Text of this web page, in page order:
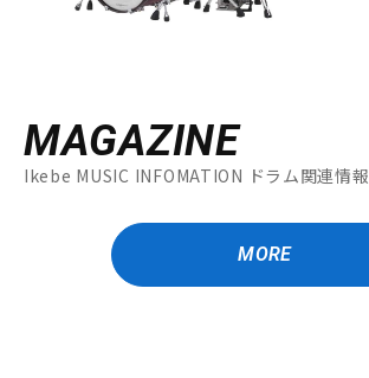
MAGAZINE
Ikebe MUSIC INFOMATION ドラム関連情報
MORE